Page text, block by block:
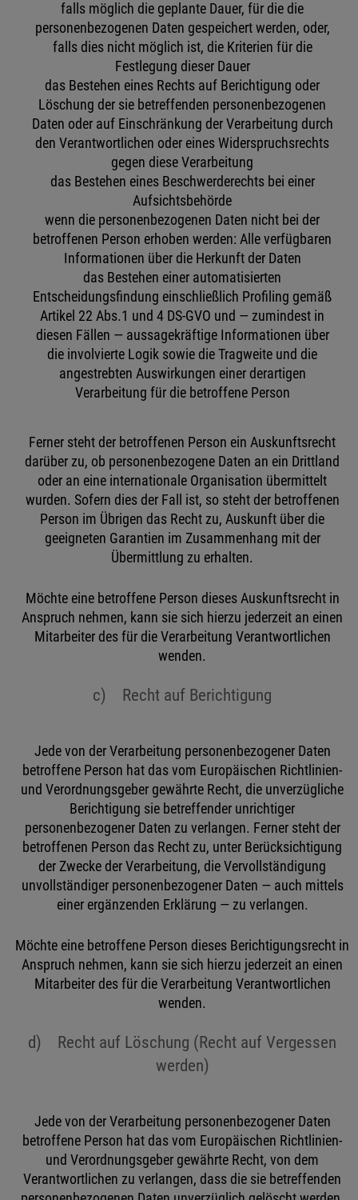
falls möglich die geplante Dauer, für die die
personenbezogenen Daten gespeichert werden, oder,
falls dies nicht möglich ist, die Kriterien für die
Festlegung dieser Dauer
das Bestehen eines Rechts auf Berichtigung oder
Löschung der sie betreffenden personenbezogenen
Daten oder auf Einschränkung der Verarbeitung durch
den Verantwortlichen oder eines Widerspruchsrechts
gegen diese Verarbeitung
das Bestehen eines Beschwerderechts bei einer
Aufsichtsbehörde
wenn die personenbezogenen Daten nicht bei der
betroffenen Person erhoben werden: Alle verfügbaren
Informationen über die Herkunft der Daten
das Bestehen einer automatisierten
Entscheidungsfindung einschließlich Profiling gemäß
Artikel 22 Abs.1 und 4 DS-GVO und — zumindest in
diesen Fällen — aussagekräftige Informationen über
die involvierte Logik sowie die Tragweite und die
angestrebten Auswirkungen einer derartigen
Verarbeitung für die betroffene Person
Ferner steht der betroffenen Person ein Auskunftsrecht
darüber zu, ob personenbezogene Daten an ein Drittland
oder an eine internationale Organisation übermittelt
wurden. Sofern dies der Fall ist, so steht der betroffenen
Person im Übrigen das Recht zu, Auskunft über die
geeigneten Garantien im Zusammenhang mit der
Übermittlung zu erhalten.
Möchte eine betroffene Person dieses Auskunftsrecht in
Anspruch nehmen, kann sie sich hierzu jederzeit an einen
Mitarbeiter des für die Verarbeitung Verantwortlichen
wenden.
c) Recht auf Berichtigung
Jede von der Verarbeitung personenbezogener Daten
betroffene Person hat das vom Europäischen Richtlinien-
und Verordnungsgeber gewährte Recht, die unverzügliche
Berichtigung sie betreffender unrichtiger
personenbezogener Daten zu verlangen. Ferner steht der
betroffenen Person das Recht zu, unter Berücksichtigung
der Zwecke der Verarbeitung, die Vervollständigung
unvollständiger personenbezogener Daten — auch mittels
einer ergänzenden Erklärung — zu verlangen.
Möchte eine betroffene Person dieses Berichtigungsrecht in
Anspruch nehmen, kann sie sich hierzu jederzeit an einen
Mitarbeiter des für die Verarbeitung Verantwortlichen
wenden.
d) Recht auf Löschung (Recht auf Vergessen
werden)
Jede von der Verarbeitung personenbezogener Daten
betroffene Person hat das vom Europäischen Richtlinien-
und Verordnungsgeber gewährte Recht, von dem
Verantwortlichen zu verlangen, dass die sie betreffenden